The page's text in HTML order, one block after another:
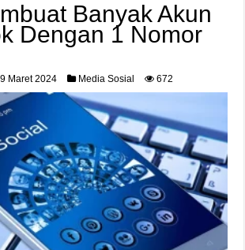
Banyak Akun
Dengan 1 Nomor
Maret 2024 Media Sosial 672